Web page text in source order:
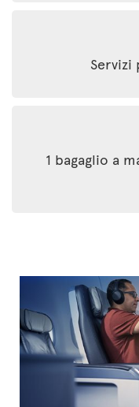
1 bagaglio a